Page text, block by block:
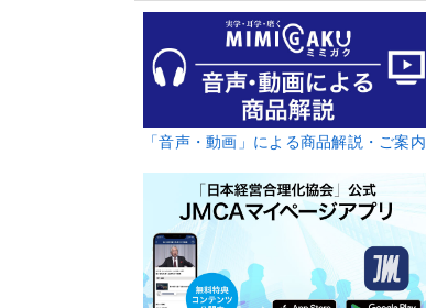
「音声・動画」による商品解説・ご案内